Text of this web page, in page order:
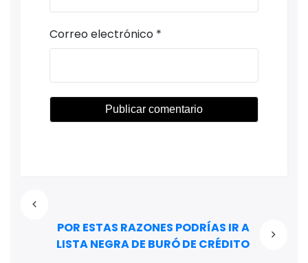
Correo electrónico *
POR ESTAS RAZONES PODRÍAS IR A
LISTA NEGRA DE BURÓ DE CRÉDITO